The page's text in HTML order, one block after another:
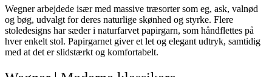
Wegner arbejdede især med massive træsorter som eg, ask, valnød
og bøg, udvalgt for deres naturlige skønhed og styrke. Flere
stoledesigns har sæder i naturfarvet papirgarn, som håndflettes på
hver enkelt stol. Papirgarnet giver et let og elegant udtryk, samtidig
med at det er slidstærkt og komfortabelt.